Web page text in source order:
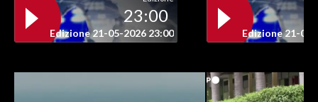
23:00
Edizione 21-05-2026 23:00 Edizione 21-05-